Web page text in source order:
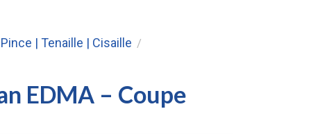
Pince | Tenaille | Cisaille /
EDMA – Coupe